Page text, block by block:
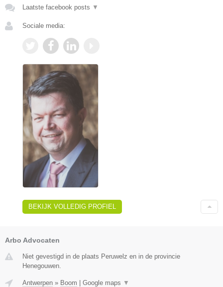
Laatste facebook posts ▼
Sociale media:
BEKIJK VOLLEDIG PROFIEL
Arbo Advocaten
Niet gevestigd in de plaats Peruwelz en in de provincie
Henegouwen.
Antwerpen » Boom | Google maps ▼